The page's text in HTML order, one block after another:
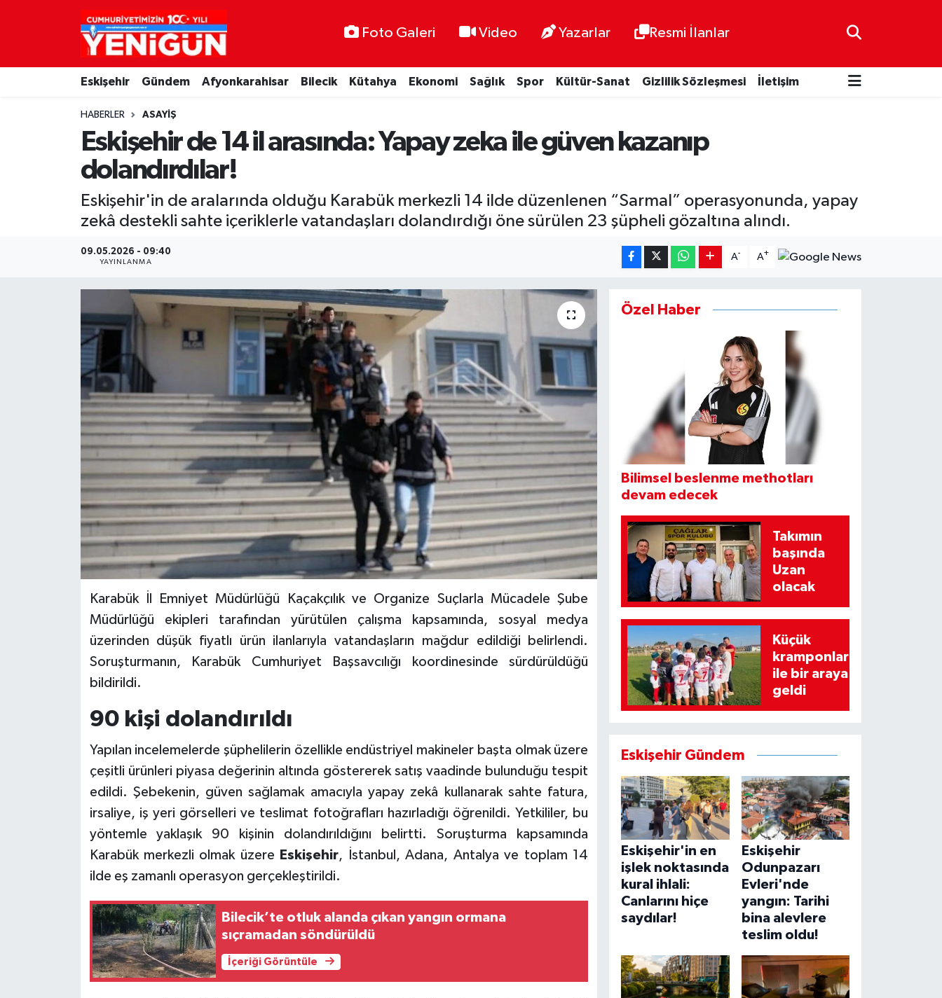
Foto Galeri Video Yazarlar Resmi İlanlar
Eskişehir Gündem Afyonkarahisar Bilecik Kütahya Ekonomi Sağlık Spor Kültür-Sanat Gizlilik Sözleşmesi İletişim
HABERLER ASAYIŞ
Eskişehir de 14 il arasında: Yapay zeka ile güven kazanıp
dolandırdılar!
Eskişehir'in de aralarında olduğu Karabük merkezli 14 ilde düzenlenen “Sarmal” operasyonunda, yapay
zekâ destekli sahte içeriklerle vatandaşları dolandırdığı öne sürülen 23 şüpheli gözaltına alındı.
09.05.2026 - 09:40
YAYINLANMA
A- A+
Karabük İl Emniyet Müdürlüğü Kaçakçılık ve Organize Suçlarla Mücadele Şube
Müdürlüğü ekipleri tarafından yürütülen çalışma kapsamında, sosyal medya
üzerinden düşük fiyatlı ürün ilanlarıyla vatandaşların mağdur edildiği belirlendi.
Soruşturmanın, Karabük Cumhuriyet Başsavcılığı koordinesinde sürdürüldüğü
bildirildi.
90 kişi dolandırıldı
Yapılan incelemelerde şüphelilerin özellikle endüstriyel makineler başta olmak üzere
çeşitli ürünleri piyasa değerinin altında göstererek satış vaadinde bulunduğu tespit
edildi. Şebekenin, güven sağlamak amacıyla yapay zekâ kullanarak sahte fatura,
irsaliye, iş yeri görselleri ve teslimat fotoğrafları hazırladığı öğrenildi. Yetkililer, bu
yöntemle yaklaşık 90 kişinin dolandırıldığını belirtti. Soruşturma kapsamında
Karabük merkezli olmak üzere Eskişehir, İstanbul, Adana, Antalya ve toplam 14
ilde eş zamanlı operasyon gerçekleştirildi.
Bilecik’te otluk alanda çıkan yangın ormana
sıçramadan söndürüldü
İçeriği Görüntüle
Özel Haber
Bilimsel beslenme methotları
devam edecek
Takımın
başında
Uzan
olacak
Küçük
kramponlar
ile bir araya
geldi
Eskişehir Gündem
Eskişehir'in en
işlek noktasında
kural ihlali:
Canlarını hiçe
saydılar!
Eskişehir
Odunpazarı
Evleri'nde
yangın: Tarihi
bina alevlere
teslim oldu!
Nöbetçi Eczaneler
Hava Durumu
Süper Lig Puan Durumu ve Fikstür
Tüm Manşetler
Haber Arşivi